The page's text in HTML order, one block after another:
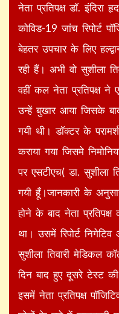
नेता प्रतिपक्ष डॉ. इंदिरा
कोविड-19 जांच रिपोर्ट
बेहतर उपचार के लिए
रही हैं। अभी वो सुशीला
वहीं कल नेता प्रतिपक्ष ने
उन्हें बुखार आया जिसके
गयी थी। डॉक्टर के
कराया गया जिसमे
पर एसटीएच( डा. सुशीला
गयी हूँ।जानकारी के
होने के बाद नेता प्रतिपक्ष
था। उसमें रिपोर्ट
सुशीला तिवारी मेडिकल
दिन बाद हुए दूसरे टेस्ट की
इसमें नेता प्रतिपक्ष